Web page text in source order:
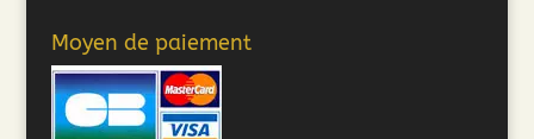
Moyen de paiement